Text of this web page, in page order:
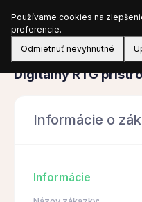
Obstarávanie
Digitálny RTG
Informácie o
Informácie
Používame cookies na
preferencie.
Odmietnuť nevyhnutné